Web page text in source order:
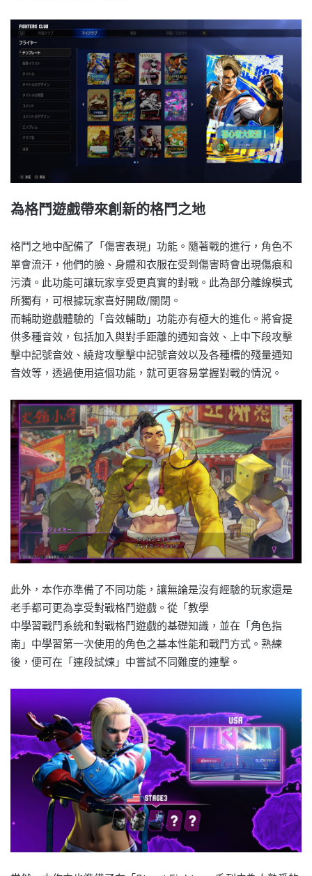
為格鬥遊戲帶來創新的格鬥之地
格鬥之地中配備了「傷害表現」功能。隨著戰的進行，角色不
單會流汗，他們的臉、身體和衣服在受到傷害時會出現傷痕和
污漬。此功能可讓玩家享受更真實的對戰。此為部分離線模式
所獨有，可根據玩家喜好開啟/關閉。
而輔助遊戲體驗的「音效輔助」功能亦有極大的進化。將會提
供多種音效，包括加入與對手距離的通知音效、上中下段攻擊
擊中記號音效、繞背攻擊擊中記號音效以及各種槽的殘量通知
音效等，透過使用這個功能，就可更容易掌握對戰的情況。
此外，本作亦準備了不同功能，讓無論是沒有經驗的玩家還是
老手都可更為享受對戰格鬥遊戲。從「教學
中學習戰鬥系統和對戰格鬥遊戲的基礎知識，並在「角色指
南」中學習第一次使用的角色之基本性能和戰鬥方式。熟練
後，便可在「連段試煉」中嘗試不同難度的連擊。